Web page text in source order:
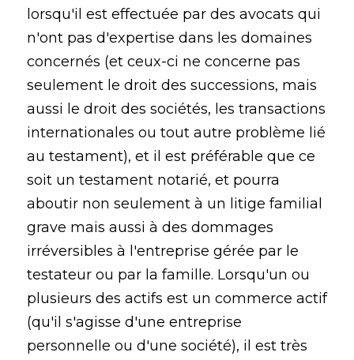
lorsqu'il est effectuée par des avocats qui
n'ont pas d'expertise dans les domaines
concernés (et ceux-ci ne concerne pas
seulement le droit des successions, mais
aussi le droit des sociétés, les transactions
internationales ou tout autre problème lié
au testament), et il est préférable que ce
soit un testament notarié, et pourra
aboutir non seulement à un litige familial
grave mais aussi à des dommages
irréversibles à l'entreprise gérée par le
testateur ou par la famille. Lorsqu'un ou
plusieurs des actifs est un commerce actif
(qu'il s'agisse d'une entreprise
personnelle ou d'une société), il est très